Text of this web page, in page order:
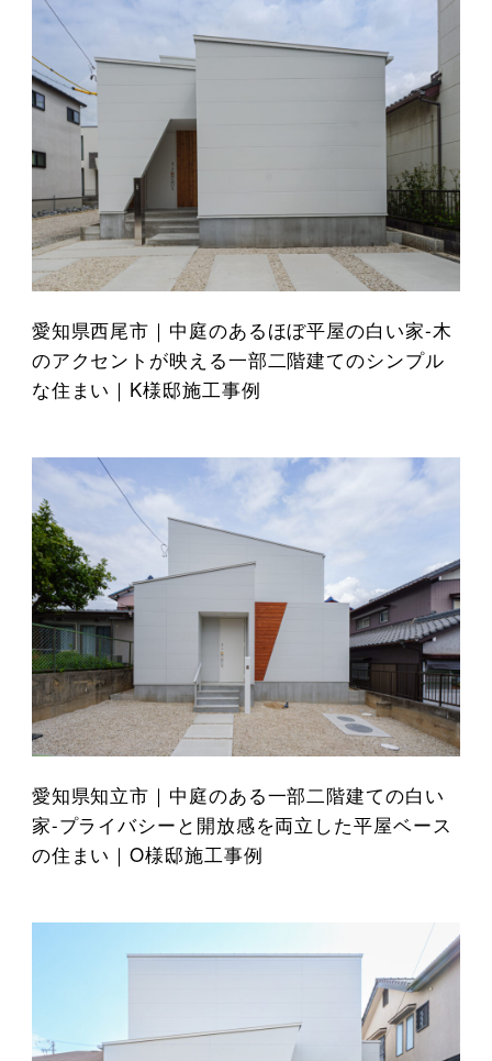
愛知県西尾市｜中庭のあるほぼ平屋の白い家-木
のアクセントが映える一部二階建てのシンプル
な住まい｜K様邸施工事例
愛知県知立市｜中庭のある一部二階建ての白い
家-プライバシーと開放感を両立した平屋ベース
の住まい｜O様邸施工事例